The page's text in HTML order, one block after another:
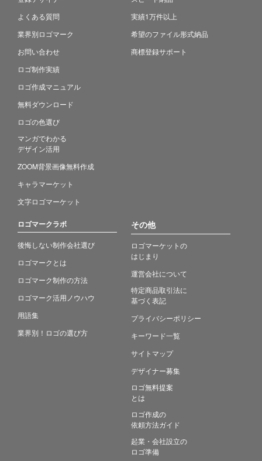
よくある質問
業界別ロゴマーク
お問い合わせ
ロゴ制作実績
ロゴ作成マニュアル
無料ダウンロード
ロゴの色選び
マンガでわかる
デザイン活用
ZOOM背景画像無料作成
キャラマーケット
文字ロゴマーケット
実績1万件以上
希望のファイル形式納品
商標登録サポート
ロゴマークラボ
後悔しない制作会社選び
ロゴマークとは
ロゴマーク制作の方法
ロゴマーク活用ノウハウ
用語集
業界別！ロゴの選び方
その他
ロゴマーケットの
はじまり
運営会社について
特定商品取引法に
基づく表記
プライバシーポリシー
キーワード一覧
サイトマップ
デザイナー募集
ロゴ無料提案
とは
ロゴ作成の
依頼方法ガイド
起業・会社設立の
ロゴ準備